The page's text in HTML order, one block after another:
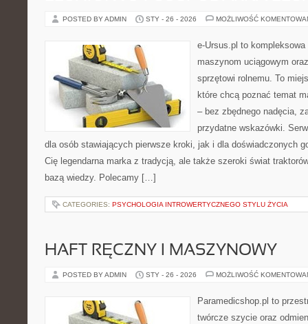
POSTED BY ADMIN STY - 26 - 2026 MOŻLIWOŚĆ
e-Ursus.pl to
maszynom uciągowym
sprzętowi rolnemu. To
które chcą poznać temat
– bez zbędnego nadęcia,
przydatne wskazówki.
dla osób stawiających pierwsze kroki, jak i dla doświadczonych
Cię legendarna marka z tradycją, ale także szeroki świat
bazą wiedzy. Polecamy […]
CATEGORIES: PSYCHOLOGIA INTROWERTYCZNEGO STYLU ŻYCIA
HAFT RĘCZNY I MASZYNOWY
POSTED BY ADMIN STY - 26 - 2026 MOŻLIWOŚĆ
Paramedicshop.pl to
twórcze szycie oraz